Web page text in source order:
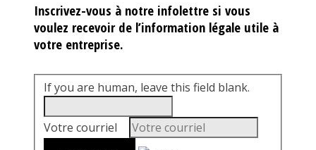
Inscrivez-vous à notre infolettre si vous
voulez recevoir de l’information légale utile à
votre entreprise.
If you are human, leave this field blank.
Votre courriel